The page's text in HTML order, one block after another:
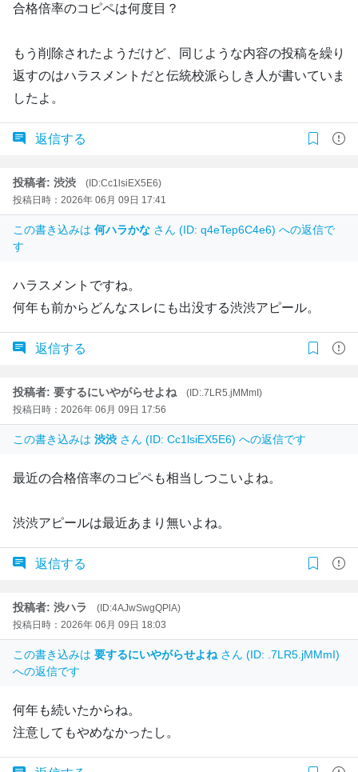
合格倍率のコピペは何度目？
もう削除されたようだけど、同じような内容の投稿を繰り
返すのはハラスメントだと伝統校派らしき人が書いていま
したよ。
返信する
投稿者: 渋渋
(ID:Cc1lsiEX5E6)
投稿日時：2026年 06月 09日 17:41
この書き込みは 何ハラかな さん (ID: q4eTep6C4e6) への返信で
す
ハラスメントですね。
何年も前からどんなスレにも出没する渋渋アピール。
返信する
投稿者: 要するにいやがらせよね
(ID:.7LR5.jMMmI)
投稿日時：2026年 06月 09日 17:56
この書き込みは 渋渋 さん (ID: Cc1lsiEX5E6) への返信です
最近の合格倍率のコピペも相当しつこいよね。
渋渋アピールは最近あまり無いよね。
返信する
投稿者: 渋ハラ
(ID:4AJwSwgQPlA)
投稿日時：2026年 06月 09日 18:03
この書き込みは 要するにいやがらせよね さん (ID: .7LR5.jMMmI)
への返信です
何年も続いたからね。
注意してもやめなかったし。